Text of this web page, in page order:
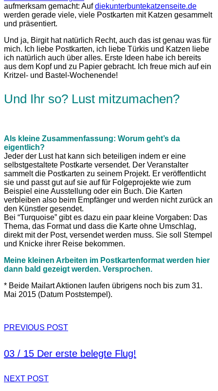
aufmerksam gemacht: Aufdiekunterbuntekatzenseite.de
werden gerade viele, viele Postkarten mit Katzen gesammelt
und präsentiert.
Und ja, Birgit hat natürlich Recht, auch das ist genau was für
mich. Ich liebe Postkarten, ich liebe Türkis und Katzen liebe
ich natürlich auch über alles. Erste Ideen habe ich bereits
aus dem Kopf und zu Papier gebracht. Ich freue mich auf ein
Kritzel- und Bastel-Wochenende!
Und Ihr so? Lust mitzumachen?
Als kleine Zusammenfassung: Worum geht’s da
eigentlich?
Jeder der Lust hat kann sich beteiligen indem er eine
selbstgestaltete Postkarte versendet. Der Veranstalter
sammelt die Postkarten zu seinem Projekt. Er veröffentlicht
sie und passt gut auf sie auf für Folgeprojekte wie zum
Beispiel eine Ausstellung oder ein Buch. Die Karten
verbleiben also beim Empfänger und werden nicht zurück an
den Künstler gesendet.
Bei “Turquoise” gibt es dazu ein paar kleine Vorgaben: Das
Thema, das Format und dass die Karte ohne Umschlag,
direkt mit der Post, versendet werden muss. Sie soll Stempel
und Knicke ihrer Reise bekommen.
Meine kleinen Arbeiten im Postkartenformat werden hier
dann bald gezeigt werden. Versprochen.
* Beide Mailart Aktionen laufen übrigens noch bis zum 31.
Mai 2015 (Datum Poststempel).
PREVIOUS POST
03 / 15 Der erste belegte Flug!
NEXT POST